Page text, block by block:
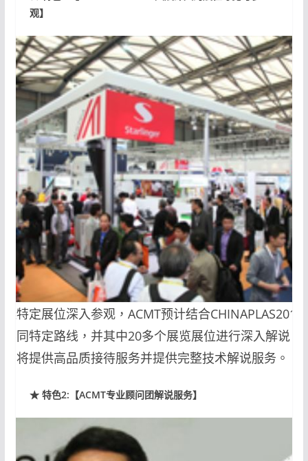
观】
选特定展位深入参观，ACMT预计结合CHINAPLAS2019
不同特定路线，并其中20多个展览展位进行深入解说，
商将提供高品质接待服务并提供完整技术解说服务。
★ 特色2:【ACMT专业顾问团解说服务】